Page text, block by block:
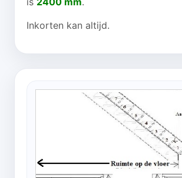
Inkorten kan altijd.